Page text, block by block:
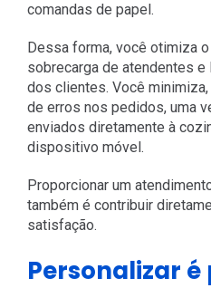
comandas de papel.
Dessa forma, você otimiza
sobrecarga de atendentes
dos clientes. Você
de erros nos pedidos, uma
enviados diretamente à
dispositivo móvel.
Proporcionar um
também é contribuir
satisfação.
Personalizar